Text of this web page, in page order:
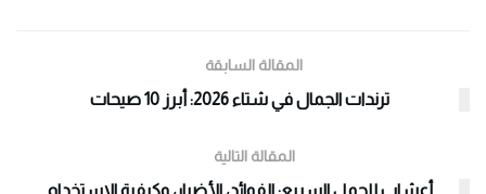
المقالة السابقة
ترندات الجمال في شتاء 2026: أبرز 10 صيحات
المقالة التالية
أعشاب للحمل السريع: الفوائد، الأضرار، وكيفية الاستخدام